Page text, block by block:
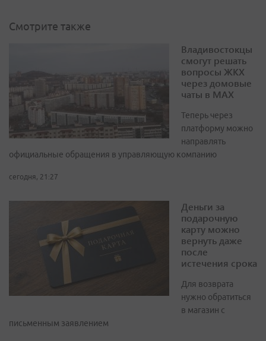
Смотрите также
Владивостокцы
смогут решать
вопросы ЖКХ
через домовые
чаты в МАХ
Теперь через
платформу можно
направлять
официальные обращения в управляющую компанию
сегодня, 21:27
Деньги за
подарочную
карту можно
вернуть даже
после
истечения срока
Для возврата
нужно обратиться
в магазин с
письменным заявлением